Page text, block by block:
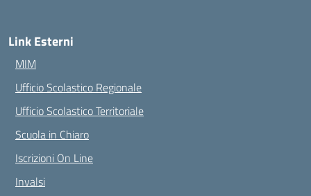
Link Esterni
MIM
Ufficio Scolastico Regionale
Ufficio Scolastico Territoriale
Scuola in Chiaro
Iscrizioni On Line
Invalsi